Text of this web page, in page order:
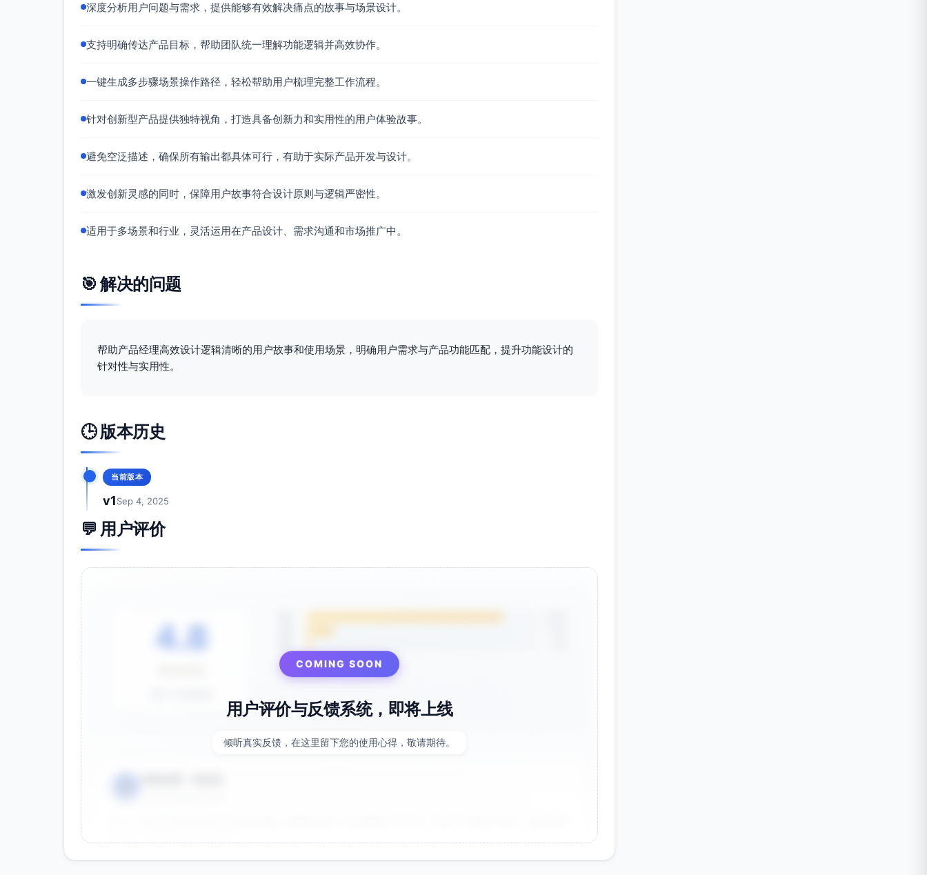
深度分析用户问题与需求，提供能够有效解决痛点的故事与场景设计。
支持明确传达产品目标，帮助团队统一理解功能逻辑并高效协作。
一键生成多步骤场景操作路径，轻松帮助用户梳理完整工作流程。
针对创新型产品提供独特视角，打造具备创新力和实用性的用户体验故事。
避免空泛描述，确保所有输出都具体可行，有助于实际产品开发与设计。
激发创新灵感的同时，保障用户故事符合设计原则与逻辑严密性。
适用于多场景和行业，灵活运用在产品设计、需求沟通和市场推广中。
🎯 解决的问题
帮助产品经理高效设计逻辑清晰的用户故事和使用场景，明确用户需求与产品功能匹配，提升功能设计的
针对性与实用性。
🕒 版本历史
当前版本
v1Sep 4, 2025
💬 用户评价
4.8
COMING SOON
用户评价与反馈系统，即将上线
倾听真实反馈，在这里留下您的使用心得，敬请期待。